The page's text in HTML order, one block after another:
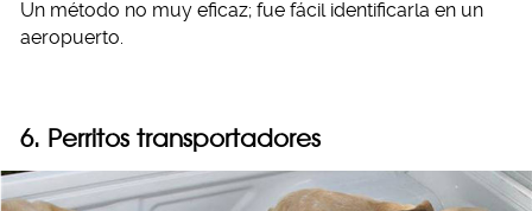
Un método no muy eficaz; fue fácil identificarla en un
aeropuerto.
6. Perritos transportadores